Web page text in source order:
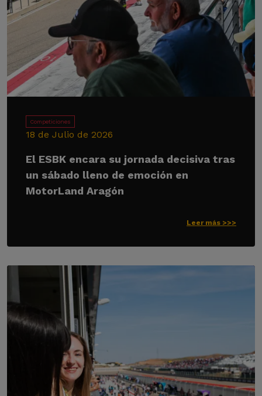
Competiciones
18 de Julio de 2026
El ESBK encara su jornada decisiva tras
un sábado lleno de emoción en
MotorLand Aragón
Leer más >>>